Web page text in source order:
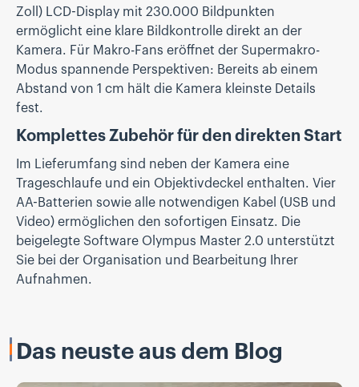
Zoll) LCD-Display mit 230.000 Bildpunkten
ermöglicht eine klare Bildkontrolle direkt an der
Kamera. Für Makro-Fans eröffnet der Supermakro-
Modus spannende Perspektiven: Bereits ab einem
Abstand von 1 cm hält die Kamera kleinste Details
fest.
Komplettes Zubehör für den direkten Start
Im Lieferumfang sind neben der Kamera eine
Trageschlaufe und ein Objektivdeckel enthalten. Vier
AA-Batterien sowie alle notwendigen Kabel (USB und
Video) ermöglichen den sofortigen Einsatz. Die
beigelegte Software Olympus Master 2.0 unterstützt
Sie bei der Organisation und Bearbeitung Ihrer
Aufnahmen.
Das neuste aus dem Blog